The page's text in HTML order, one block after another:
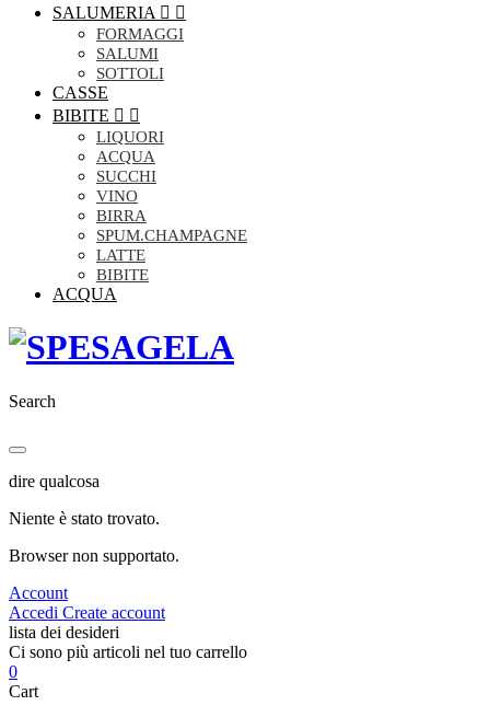
SALUMERIA  
FORMAGGI
SALUMI
SOTTOLI
CASSE
BIBITE  
LIQUORI
ACQUA
SUCCHI
VINO
BIRRA
SPUM.CHAMPAGNE
LATTE
BIBITE
ACQUA
Search
dire qualcosa
Niente è stato trovato.
Browser non supportato.
Account
Accedi Create account
lista dei desideri
Ci sono più articoli nel tuo carrello
0
Cart